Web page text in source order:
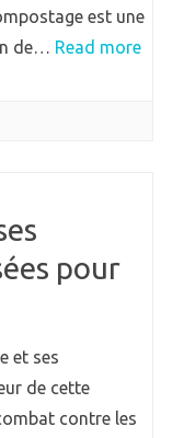
est une
de… Read more
pour
et ses
de cette
contre les